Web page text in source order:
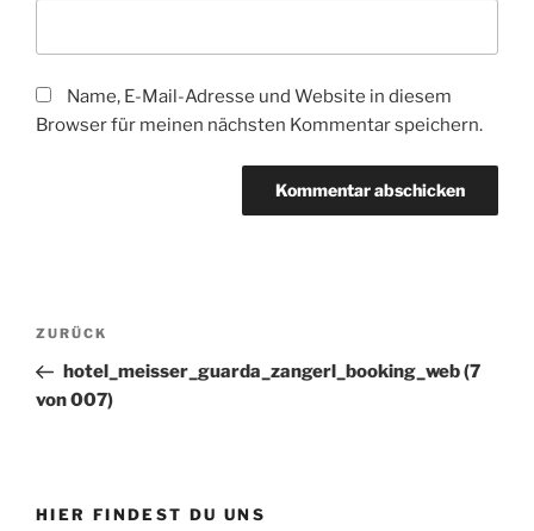
Name, E-Mail-Adresse und Website in diesem
Browser für meinen nächsten Kommentar speichern.
Beitragsnavigation
Vorheriger
Beitrag
ZURÜCK
hotel_meisser_guarda_zangerl_booking_web (7
von 007)
HIER FINDEST DU UNS